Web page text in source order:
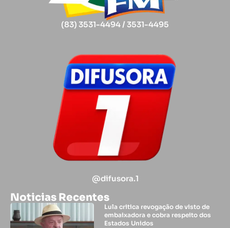
(83) 3531-4494 / 3531-4495
@difusora.1
Noticias Recentes
Lula critica revogação de visto de
embaixadora e cobra respeito dos
Estados Unidos